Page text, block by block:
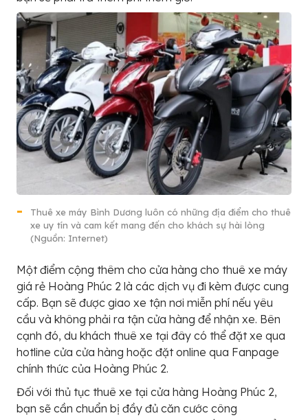
Thuê xe máy Bình Dương luôn có những địa điểm cho thuê
xe uy tín và cam kết mang đến cho khách sự hài lòng
(Nguồn: Internet)
Một điểm cộng thêm cho cửa hàng cho thuê xe máy
giá rẻ Hoàng Phúc 2 là các dịch vụ đi kèm được cung
cấp. Bạn sẽ được giao xe tận nơi miễn phí nếu yêu
cầu và không phải ra tận cửa hàng để nhận xe. Bên
cạnh đó, du khách thuê xe tại đây có thể đặt xe qua
hotline cửa cửa hàng hoặc đặt online qua Fanpage
chính thức của Hoàng Phúc 2.
Đối với thủ tục thuê xe tại cửa hàng Hoàng Phúc 2,
bạn sẽ cần chuẩn bị đầy đủ căn cước công